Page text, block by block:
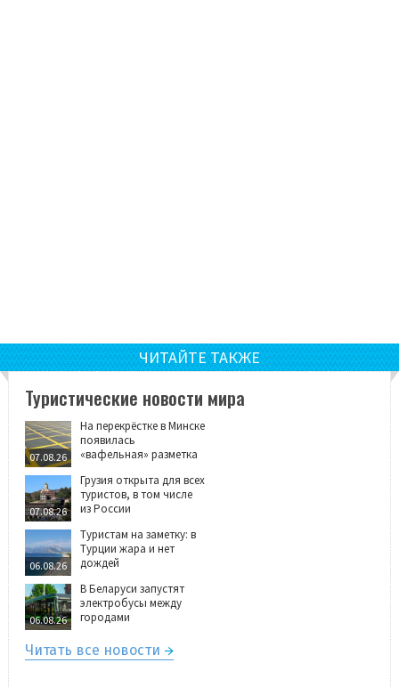
ЧИТАЙТЕ ТАКЖЕ
Туристические новости мира
07.08.26
На перекрёстке в Минске
появилась
«вафельная» разметка
07.08.26
Грузия открыта для всех
туристов, в том числе
из России
06.08.26
Туристам на заметку: в
Турции жара и нет
дождей
06.08.26
В Беларуси запустят
электробусы между
городами
Читать все новости